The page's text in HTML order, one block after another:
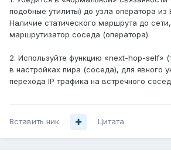
подобные утилиты) до узла оператора из
Наличие статического маршрута до
маршрутизатор соседа (оператора).
2. Используйте функцию «next-hop-self»
в настройках пира (соседа), для явного
перехода IP трафика на встречного
Вставить ник Цитата